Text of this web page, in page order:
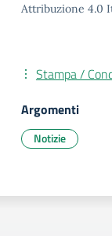
Attribuzione 4.0
Stampa /
Argomenti
Notizie